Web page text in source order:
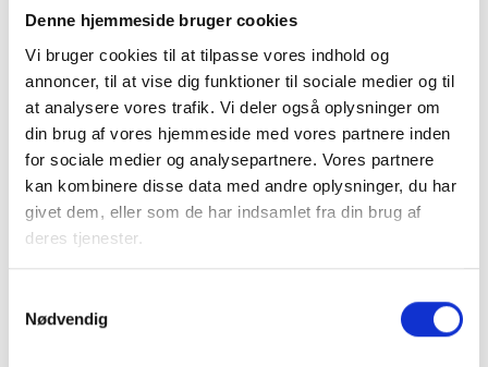
Denne hjemmeside bruger cookies
Vi bruger cookies til at tilpasse vores indhold og
annoncer, til at vise dig funktioner til sociale medier og til
at analysere vores trafik. Vi deler også oplysninger om
din brug af vores hjemmeside med vores partnere inden
for sociale medier og analysepartnere. Vores partnere
kan kombinere disse data med andre oplysninger, du har
givet dem, eller som de har indsamlet fra din brug af
deres tjenester.
Nødvendig
Hvilke typer af håndværksmæssige opgaver skal
boligorganisationen selv udføre?
Vil boligorganisationen udføre arbejde på egne bygninger
med egne medarbejdere, eller vil man have eksterne
håndværkere til at udføre arbejdet?
Kontakt